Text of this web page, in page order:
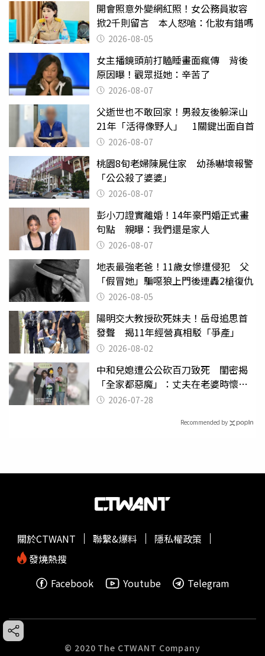
開會照意外變網紅照！女公務員妝容
掀2千則留言 本人怒嗆：化妝有錯嗎
2026-08-05
女主播鏡頭前打瞌睡畫面瘋傳 背後
原因曝！觀眾挺她：辛苦了
2026-08-07
父逝世也不敢回家！男殺友後躲深山
21年「活得像野人」 1關鍵出面自首
2026-08-07
桃園8旬老婦陳屍住家 幼孫嚇壞報警
「公公殺了婆婆」
2026-08-07
彭小刀證實離婚！14年豪門婚正式畫
句點 親曝：我們還是家人
2026-08-07
地表最強老爸！11歲女慘遭侵犯 父
「假冒她」騙噁狼上門後連轟2槍復仇
2026-08-05
陽明交大教授砍死妹夫！岳母追思首
發聲 揭11年經營真相駁「爭產」
2026-08-02
中和兒媳遭公公砍百刀致死 閨密揭
「全家都惡魔」：丈夫在老婆時懷孕
摔東西
2026-07-28
Recommended by
關於CTWANT 聯繫&爆料
隱私權政策
發燒熱搜
Facebook
Youtube Telegram
© 2020 The CTWANT Company